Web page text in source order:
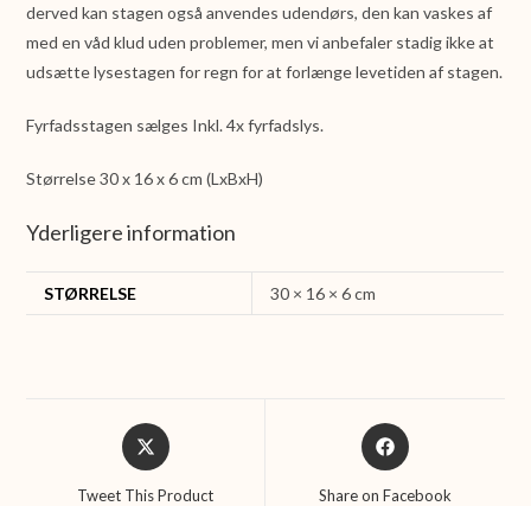
derved kan stagen også anvendes udendørs, den kan vaskes af
med en våd klud uden problemer, men vi anbefaler stadig ikke at
udsætte lysestagen for regn for at forlænge levetiden af stagen.
Fyrfadsstagen sælges Inkl. 4x fyrfadslys.
Størrelse 30 x 16 x 6 cm (LxBxH)
Yderligere information
STØRRELSE 30 × 16 × 6 cm
Opens
in
Tweet This Product
Opens
in
Share on Facebook